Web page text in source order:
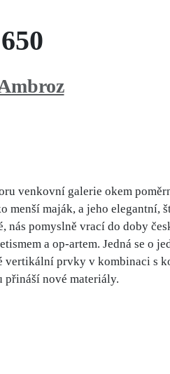
venkovní galerie okem
maják, a jeho elegantní,
pomyslně vrací do doby
a op-artem. Jedná se o
vertikální prvky v kombinaci s
přináší nové materiály.